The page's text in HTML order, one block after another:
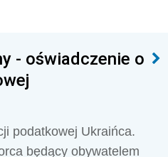
- oświadczenie o
podatkowej Ukraińca.
będący obywatelem